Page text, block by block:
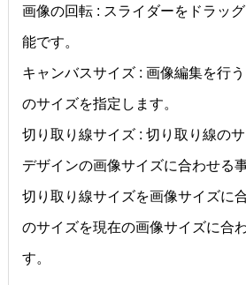
画像の回転 : スライダーをドラッ
能です。
キャンバスサイズ : 画像編集を行
のサイズを指定します。
切り取り線サイズ : 切り取り線の
デザインの画像サイズに合わせる
切り取り線サイズを画像サイズに
のサイズを現在の画像サイズに合
す。